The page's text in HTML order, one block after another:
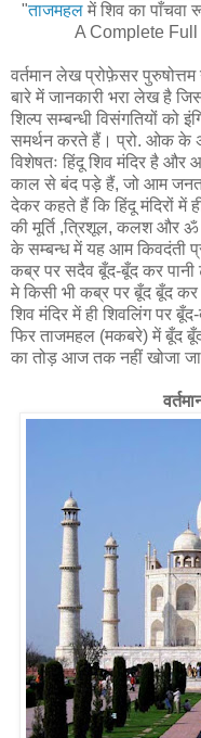
"ताजमहलमें शिव का पाँचवा
A Complete Full
वर्तमान लेख प्रोफ़ेसर
बारे में जानकारी भरा लेख है
शिल्प सम्बन्धी विसंगतियों को
समर्थन करते हैं। प्रो. ओक के
विशेषतः हिंदू शिव मंदिर है
काल से बंद पड़े हैं, जो आम
देकर कहते हैं कि हिंदू मंदिरों में
की मूर्ति ,त्रिशूल, कलश और ॐ
के सम्बन्ध में यह आम किवदंती
कब्र पर सदैव बूँद-बूँद कर पानी
मे किसी भी कब्र पर बूँद बूँद कर
शिव मंदिर में ही शिवलिंग पर
फिर ताजमहल (मकबरे) में बूँद
का तोड़ आज तक नहीं खोजा